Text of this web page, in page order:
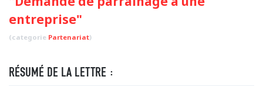
entreprise"
(categorie Partenariat)
RÉSUMÉ DE LA LETTRE :